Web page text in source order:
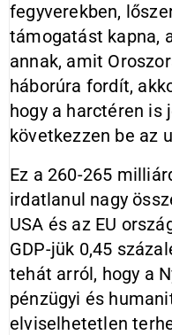
fegyverekben,
támogatást kapna,
annak, amit
háborúra fordít,
hogy a harctéren is
következzen be az
Ez a 260-265
irdatlanul nagy
USA és az EU
GDP-jük 0,45
tehát arról, hogy a
pénzügyi és
elviselhetetlen